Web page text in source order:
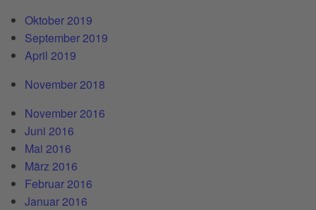
Oktober 2019
September 2019
April 2019
November 2018
November 2016
Juni 2016
Mai 2016
März 2016
Februar 2016
Januar 2016